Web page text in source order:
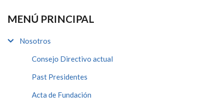
MENÚ PRINCIPAL
Nosotros
Consejo Directivo actual
Past Presidentes
Acta de Fundación